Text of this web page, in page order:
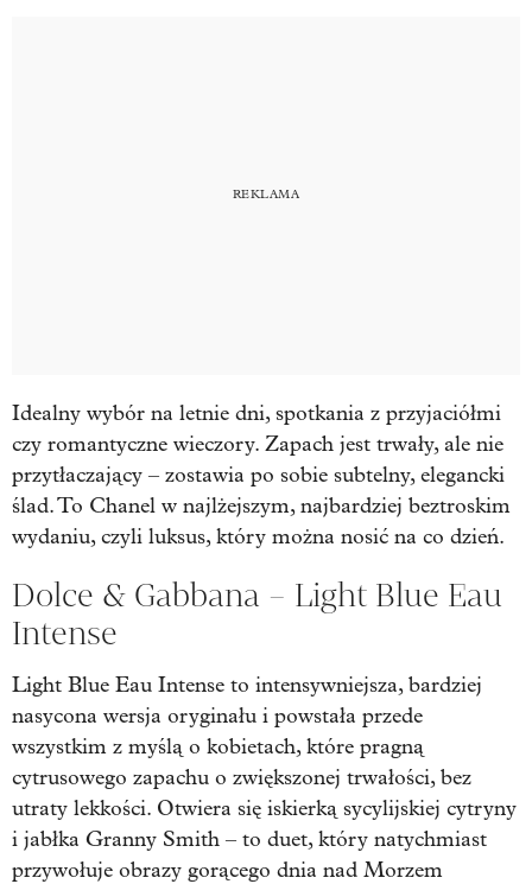
Idealny wybór na letnie dni, spotkania z przyjaciółmi
czy romantyczne wieczory. Zapach jest trwały, ale nie
przytłaczający – zostawia po sobie subtelny, elegancki
ślad. To Chanel w najlżejszym, najbardziej beztroskim
wydaniu, czyli luksus, który można nosić na co dzień.
Dolce & Gabbana – Light Blue Eau
Intense
Light Blue Eau Intense to intensywniejsza, bardziej
nasycona wersja oryginału i powstała przede
wszystkim z myślą o kobietach, które pragną
cytrusowego zapachu o zwiększonej trwałości, bez
utraty lekkości. Otwiera się iskierką sycylijskiej cytryny
i jabłka Granny Smith – to duet, który natychmiast
przywołuje obrazy gorącego dnia nad Morzem